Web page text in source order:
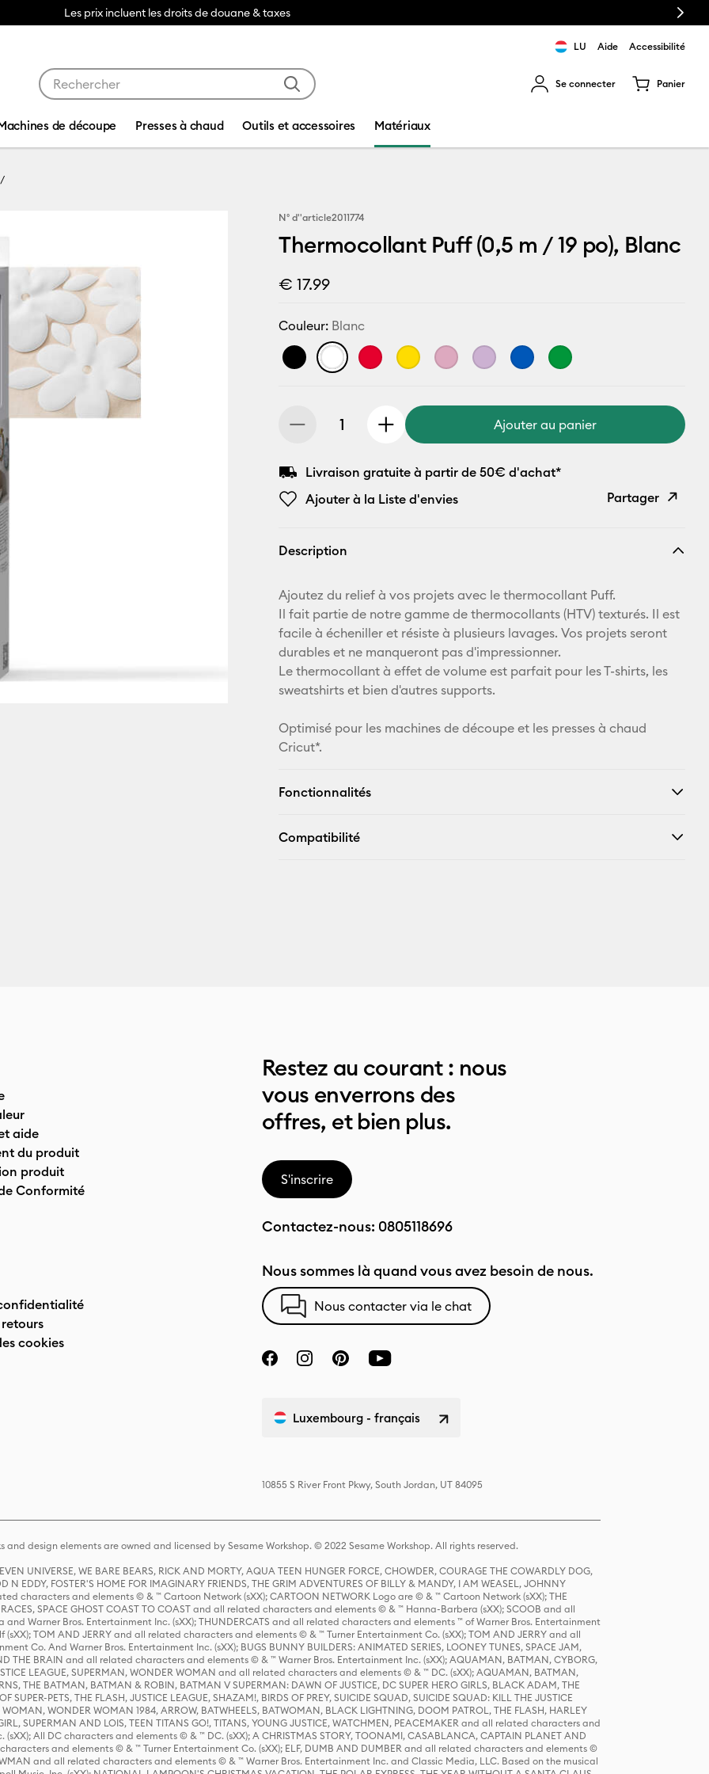
Les prix incluent les droits de douane & taxes Next
LU Aide Accessibilité
Se connecter Panier
de découpe Presses à chaud Outils et accessoires Matériaux
N° d''article2011774
Thermocollant Puff (0,5 m / 19 po), Blanc
€ 17.99
Couleur: Blanc
Ajouter au panier
Livraison gratuite à partir de 50€ d'achat*
Ajouter à la Liste d'envies
Partager
E-mail
Pinterest
Facebook
Description
Ajoutez du relief à vos projets avec le thermocollant Puff.
Il fait partie de notre gamme de thermocollants (HTV) texturés. Il est
facile à écheniller et résiste à plusieurs lavages. Vos projets seront
durables et ne manqueront pas d'impressionner.
Le thermocollant à effet de volume est parfait pour les T-shirts, les
sweatshirts et bien d'autres supports.
Optimisé pour les machines de découpe et les presses à chaud
Cricut*.
Fonctionnalités
Compatibilité
aide
du produit
produit
Conformité
cookies
Restez au courant : nous
vous enverrons des
offres, et bien plus.
S'inscrire
Contactez-nous: 0805118696
Nous sommes là quand vous avez besoin de nous.
Nous contacter via le chat
Luxembourg - français
10855 S River Front Pkwy, South Jordan, UT 84095
design elements are owned and licensed by Sesame Workshop. © 2022 Sesame Workshop. All rights reserved.
UNIVERSE, WE BARE BEARS, RICK AND MORTY, AQUA TEEN HUNGER FORCE, CHOWDER, COURAGE THE COWARDLY DOG,
N EDDY, FOSTER'S HOME FOR IMAGINARY FRIENDS, THE GRIM ADVENTURES OF BILLY & MANDY, I AM WEASEL, JOHNNY
characters and elements © & ™ Cartoon Network (sXX); CARTOON NETWORK Logo are © & ™ Cartoon Network (sXX); THE
RACES, SPACE GHOST COAST TO COAST and all related characters and elements © & ™ Hanna-Barbera (sXX); SCOOB and all
Warner Bros. Entertainment Inc. (sXX); THUNDERCATS and all related characters and elements ™ of Warner Bros. Entertainment
TOM AND JERRY and all related characters and elements © & ™ Turner Entertainment Co. (sXX); TOM AND JERRY and all
Co. And Warner Bros. Entertainment Inc. (sXX); BUGS BUNNY BUILDERS: ANIMATED SERIES, LOONEY TUNES, SPACE JAM,
THE BRAIN and all related characters and elements © & ™ Warner Bros. Entertainment Inc. (sXX); AQUAMAN, BATMAN, CYBORG,
LEAGUE, SUPERMAN, WONDER WOMAN and all related characters and elements © & ™ DC. (sXX); AQUAMAN, BATMAN,
THE BATMAN, BATMAN & ROBIN, BATMAN V SUPERMAN: DAWN OF JUSTICE, DC SUPER HERO GIRLS, BLACK ADAM, THE
SUPER-PETS, THE FLASH, JUSTICE LEAGUE, SHAZAM!, BIRDS OF PREY, SUICIDE SQUAD, SUICIDE SQUAD: KILL THE JUSTICE
WONDER WOMAN 1984, ARROW, BATWHEELS, BATWOMAN, BLACK LIGHTNING, DOOM PATROL, THE FLASH, HARLEY
SUPERMAN AND LOIS, TEEN TITANS GO!, TITANS, YOUNG JUSTICE, WATCHMEN, PEACEMAKER and all related characters and
All DC characters and elements © & ™ DC. (sXX); A CHRISTMAS STORY, TOONAMI, CASABLANCA, CAPTAIN PLANET AND
characters and elements © & ™ Turner Entertainment Co. (sXX); ELF, DUMB AND DUMBER and all related characters and elements ©
and all related characters and elements © & ™ Warner Bros. Entertainment Inc. and Classic Media, LLC. Based on the musical